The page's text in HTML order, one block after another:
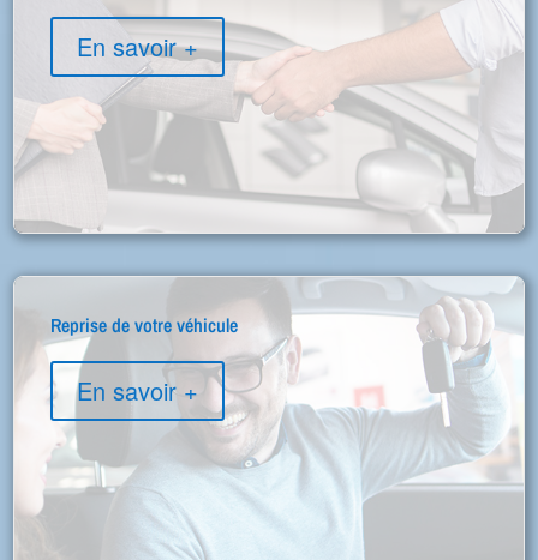
En savoir +
Reprise de votre véhicule
En savoir +